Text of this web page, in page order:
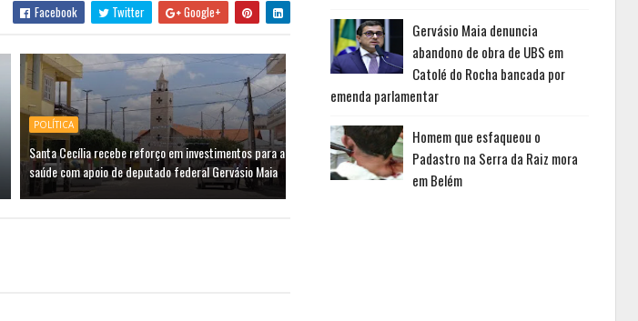
Facebook Twitter Google+
POLÍTICA
Santa Cecília recebe reforço em investimentos para a
saúde com apoio de deputado federal Gervásio Maia
Gervásio Maia denuncia
abandono de obra de UBS em
Catolé do Rocha bancada por
emenda parlamentar
Homem que esfaqueou o
Padastro na Serra da Raiz mora
em Belém